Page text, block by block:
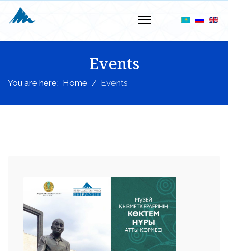
Events
You are here: Home Events